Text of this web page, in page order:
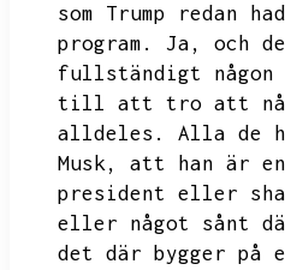
som Trump redan
program.
Ja,
och
fullständigt någon
till att tro att
alldeles.
Alla de
Musk,
att han är
president eller
eller något sånt
det där bygger på